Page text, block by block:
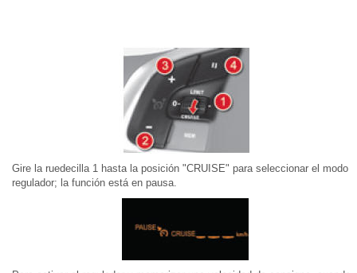
Gire la ruedecilla 1 hasta la posición "CRUISE" para seleccionar el modo
regulador; la función está en pausa.